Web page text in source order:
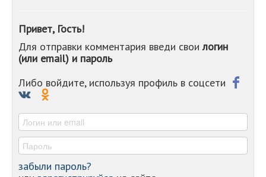
-
-
Привет, Гость!
Для отправки комментария введи своилогин
(или email) и пароль
Либо войдите, используя профиль в соцсети
забыли пароль?